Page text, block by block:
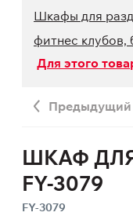
Шкафы для
фитнес клубов,
Для этого
Предыдущий
ШКАФ
FY-3079
FY-3079